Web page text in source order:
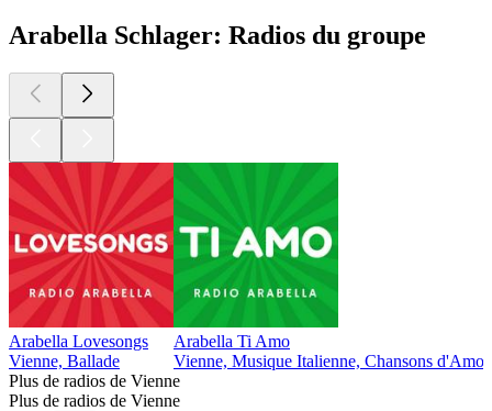
Arabella Schlager: Radios du groupe
Arabella Lovesongs
Vienne, Ballade
Arabella Ti Amo
Vienne, Musique Italienne, Chansons
Plus de radios de Vienne
Plus de radios de Vienne